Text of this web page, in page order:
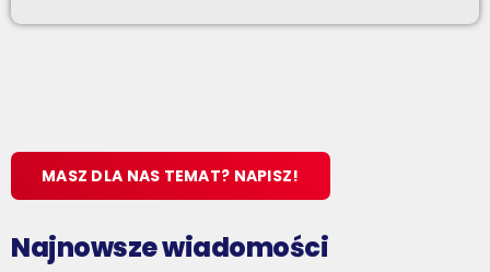
MASZ DLA NAS TEMAT? NAPISZ!
Najnowsze wiadomości